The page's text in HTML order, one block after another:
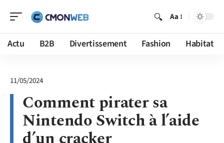
Aa
Actu B2B Divertissement Fashion Habitat
11/05/2024
Comment pirater sa
Nintendo Switch à l’aide